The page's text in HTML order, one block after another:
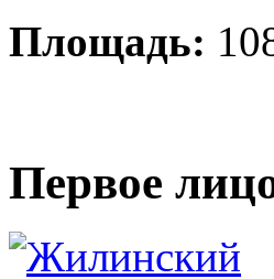
Площадь:
Первое